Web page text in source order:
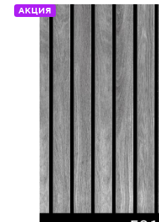
АКЦИЯ